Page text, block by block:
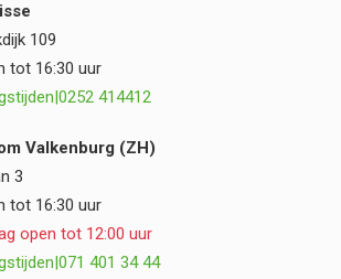
109
tot 16:30 uur
|0252 414412
Valkenburg (ZH)
3
tot 16:30 uur
open tot 12:00 uur
|071 401 34 44